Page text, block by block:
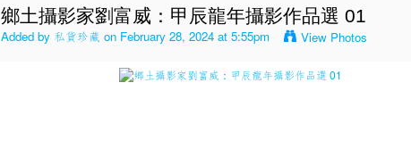
鄉土攝影家劉富威：甲辰龍年攝影作品選 01
Added by 私貨珍藏 on February 28, 2024 at 5:55pm View Photos